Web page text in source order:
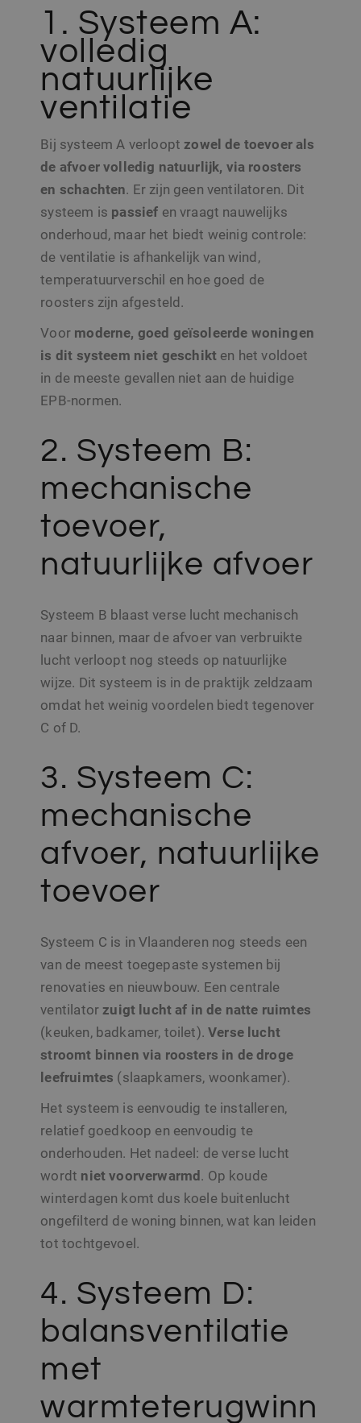
1. Systeem A:
volledig
natuurlijke
ventilatie
Bij systeem A verloopt zowel de toevoer als
de afvoer volledig natuurlijk, via roosters
en schachten. Er zijn geen ventilatoren. Dit
systeem is passief en vraagt nauwelijks
onderhoud, maar het biedt weinig controle:
de ventilatie is afhankelijk van wind,
temperatuurverschil en hoe goed de
roosters zijn afgesteld.
Voor moderne, goed geïsoleerde woningen
is dit systeem niet geschikt en het voldoet
in de meeste gevallen niet aan de huidige
EPB-normen.
2. Systeem B:
mechanische
toevoer,
natuurlijke afvoer
Systeem B blaast verse lucht mechanisch
naar binnen, maar de afvoer van verbruikte
lucht verloopt nog steeds op natuurlijke
wijze. Dit systeem is in de praktijk zeldzaam
omdat het weinig voordelen biedt tegenover
C of D.
3. Systeem C:
mechanische
afvoer, natuurlijke
toevoer
Systeem C is in Vlaanderen nog steeds een
van de meest toegepaste systemen bij
renovaties en nieuwbouw. Een centrale
ventilator zuigt lucht af in de natte ruimtes
(keuken, badkamer, toilet).Verse lucht
stroomt binnen via roosters in de droge
leefruimtes (slaapkamers, woonkamer).
Het systeem is eenvoudig te installeren,
relatief goedkoop en eenvoudig te
onderhouden. Het nadeel: de verse lucht
wordt niet voorverwarmd . Op koude
winterdagen komt dus koele buitenlucht
ongefilterd de woning binnen, wat kan leiden
tot tochtgevoel.
4. Systeem D:
balansventilatie
met
warmteterugwinn